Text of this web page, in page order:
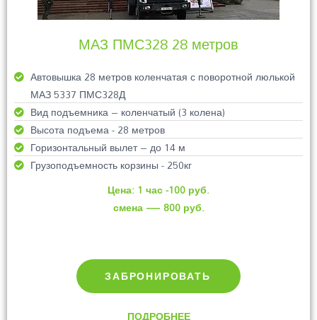
МАЗ ПМС328 28 метров
Автовышка 28 метров коленчатая с поворотной люлькой
МАЗ 5337 ПМС328Д
Вид подъемника – коленчатый (3 колена)
Высота подъема - 28 метров
Горизонтальный вылет – до 14 м
Грузоподъемность корзины - 250кг
Цена: 1 час -100 руб.
смена — 800 руб.
ЗАБРОНИРОВАТЬ